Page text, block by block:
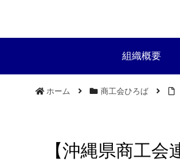
組織概要
ホーム 商工会ひろば
【沖縄県商工